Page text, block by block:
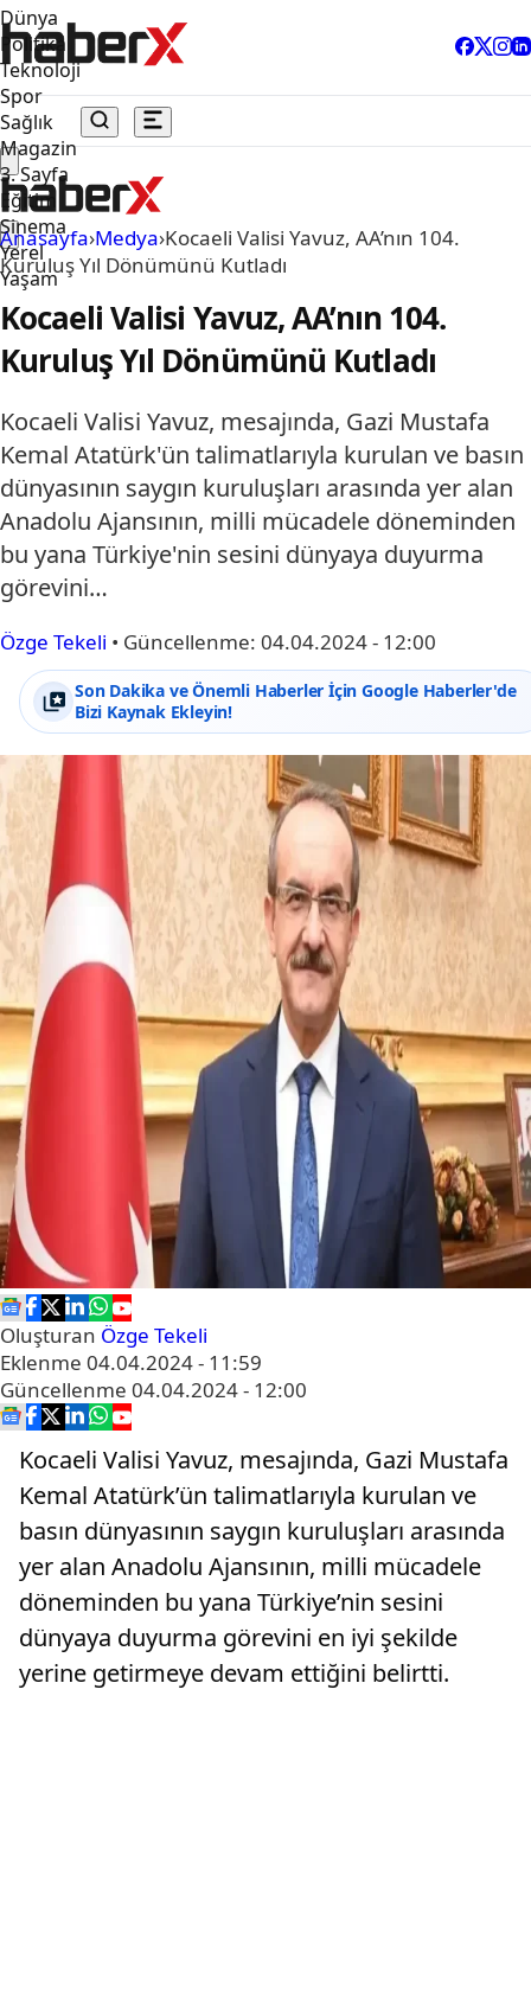
Dünya
Politika
Teknoloji
Spor
Sağlık
Magazin
3. Sayfa
Eğitim
Sinema
Yerel
Yaşam
Anasayfa›Medya›Kocaeli Valisi Yavuz, AA’nın 104.
Kuruluş Yıl Dönümünü Kutladı
Kocaeli Valisi Yavuz, AA’nın 104.
Kuruluş Yıl Dönümünü Kutladı
Kocaeli Valisi Yavuz, mesajında, Gazi Mustafa
Kemal Atatürk'ün talimatlarıyla kurulan ve basın
dünyasının saygın kuruluşları arasında yer alan
Anadolu Ajansının, milli mücadele döneminden
bu yana Türkiye'nin sesini dünyaya duyurma
görevini…
Özge Tekeli • Güncellenme: 04.04.2024 - 12:00
Son Dakika ve Önemli Haberler İçin Google Haberler'de
Bizi Kaynak Ekleyin!
Oluşturan Özge Tekeli
Eklenme 04.04.2024 - 11:59
Güncellenme 04.04.2024 - 12:00
Kocaeli Valisi Yavuz, mesajında, Gazi Mustafa
Kemal Atatürk’ün talimatlarıyla kurulan ve
basın dünyasının saygın kuruluşları arasında
yer alan Anadolu Ajansının, milli mücadele
döneminden bu yana Türkiye’nin sesini
dünyaya duyurma görevini en iyi şekilde
yerine getirmeye devam ettiğini belirtti.